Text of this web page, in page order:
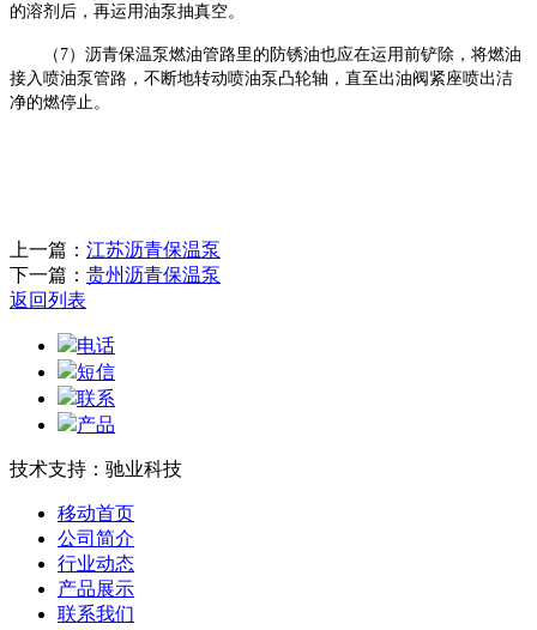
的溶剂后，再运用油泵抽真空。
（ 7）沥青保温泵燃油管路里的防锈油也应在运用前铲除，将燃油
接入喷油泵管路，不断地转动喷油泵凸轮轴，直至出油阀紧座喷出洁
净的燃停止。
上一篇： 江苏沥青保温泵
下一篇： 贵州沥青保温泵
返回列表
电话
短信
联系
产品
技术支持：驰业科技
移动首页
公司简介
行业动态
产品展示
联系我们